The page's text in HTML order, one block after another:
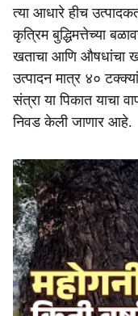
त्या आधारे हीच
कृत्रिम बुद्धिमत्तेच्या
खताचा आणि औषधांचा
उत्पादन मात्र ४०
संत्रा या पिकात याचा
निवड केली जाणार आहे.